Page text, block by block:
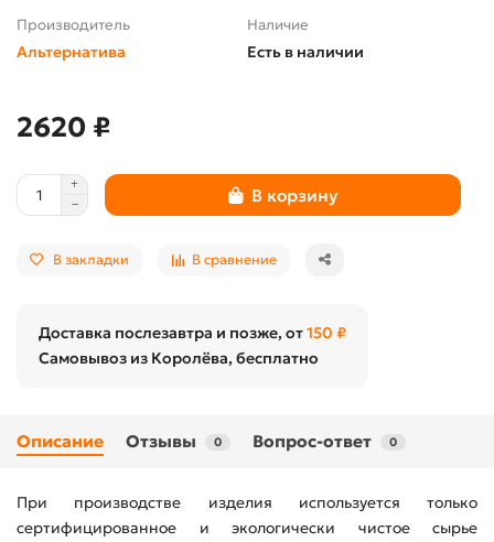
Производитель
Альтернатива
Наличие
Есть в наличии
2620 ₽
В корзину
В закладки В сравнение
Доставка послезавтра и позже, от150 ₽
Самовывоз из Королёва, бесплатно
Описание Отзывы 0 Вопрос-ответ 0
При производстве изделия используется только
сертифицированное и экологически чистое сырье